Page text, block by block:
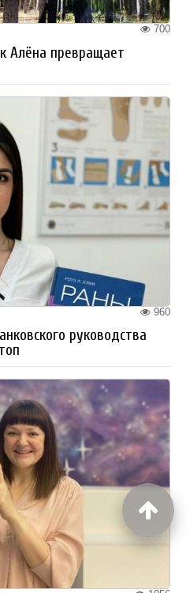
700
Алёна превращает
960
руководства